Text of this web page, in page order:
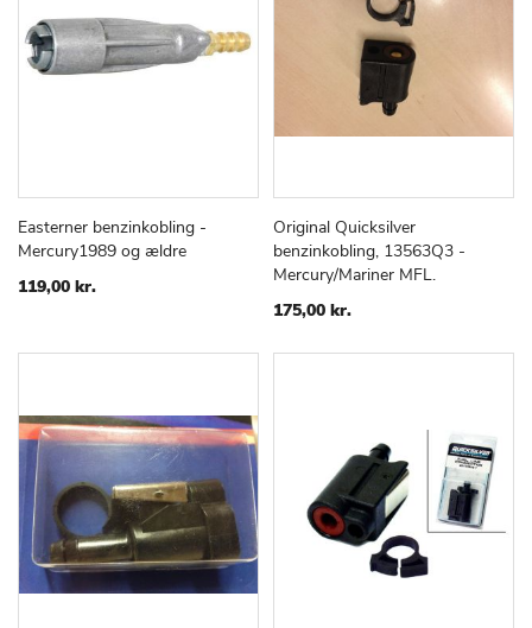
Læg i kurv
TILFØJ
TIL
SAMMENLIGN
Easterner benzinkobling -
Mercury1989 og ældre
119,00 kr.
Læg i kurv
TIL
ØNSKE
Original Quicksilver
benzinkobling, 13563Q3 -
Mercury/Mariner MFL.
175,00 kr.